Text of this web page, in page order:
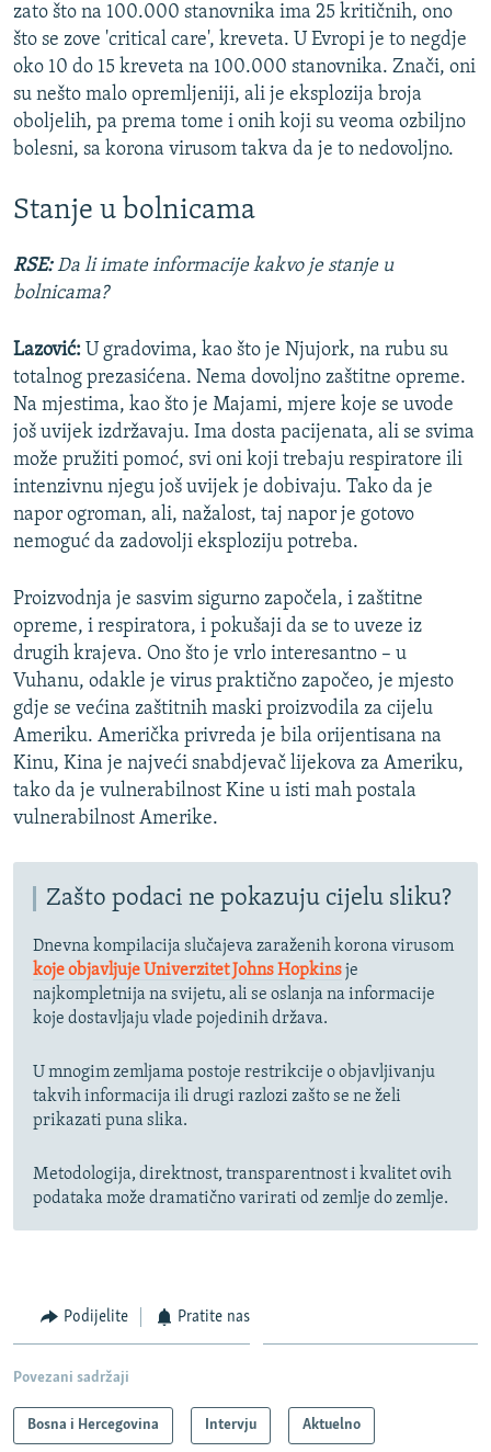
zato što na 100.000 stanovnika ima 25 kritičnih, ono
što se zove 'critical care', kreveta. U Evropi je to negdje
oko 10 do 15 kreveta na 100.000 stanovnika. Znači, oni
su nešto malo opremljeniji, ali je eksplozija broja
oboljelih, pa prema tome i onih koji su veoma ozbiljno
bolesni, sa korona virusom takva da je to nedovoljno.
Stanje u bolnicama
RSE:Da li imate informacije kakvo je stanje u
bolnicama?
Lazović: U gradovima, kao što je Njujork, na rubu su
totalnog prezasićena. Nema dovoljno zaštitne opreme.
Na mjestima, kao što je Majami, mjere koje se uvode
još uvijek izdržavaju. Ima dosta pacijenata, ali se svima
može pružiti pomoć, svi oni koji trebaju respiratore ili
intenzivnu njegu još uvijek je dobivaju. Tako da je
napor ogroman, ali, nažalost, taj napor je gotovo
nemoguć da zadovolji eksploziju potreba.
Proizvodnja je sasvim sigurno započela, i zaštitne
opreme, i respiratora, i pokušaji da se to uveze iz
drugih krajeva. Ono što je vrlo interesantno – u
Vuhanu, odakle je virus praktično započeo, je mjesto
gdje se većina zaštitnih maski proizvodila za cijelu
Ameriku. Američka privreda je bila orijentisana na
Kinu, Kina je najveći snabdjevač lijekova za Ameriku,
tako da je vulnerabilnost Kine u isti mah postala
vulnerabilnost Amerike.
Zašto podaci ne pokazuju cijelu sliku?
Dnevna kompilacija slučajeva zaraženih korona virusom
koje objavljuje Univerzitet Johns Hopkinsje
najkompletnija na svijetu, ali se oslanja na informacije
koje dostavljaju vlade pojedinih država.
U mnogim zemljama postoje restrikcije o objavljivanju
takvih informacija ili drugi razlozi zašto se ne želi
prikazati puna slika.
Metodologija, direktnost, transparentnost i kvalitet ovih
podataka može dramatično varirati od zemlje do zemlje.
Podijelite Pratite nas
Povezani sadržaji
Bosna i Hercegovina Intervju Aktuelno